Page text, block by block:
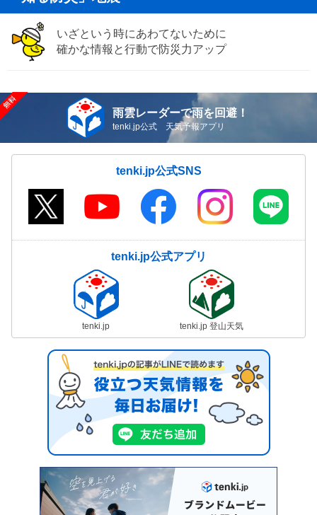
いざという時にあわてないために
確かな情報と行動で防災力アップ
雨雲レーダーで雨を回避！
tenki.jp公式 天気予報アプリ
tenki.jp公式SNS
tenki.jp公式アプリ
tenki.jp tenki.jp 登山天気